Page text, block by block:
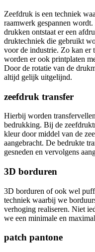
Zeefdruk is een techniek
raamwerk gespannen
drukken ontstaat er een
druktechniek die gebruikt
voor de industrie. Zo kan er
worden er ook printplaten
Door de rotatie van de
altijd gelijk uitgelijnd.
zeefdruk transfer
Hierbij worden
bedrukking. Bij de
kleur door middel van de
aangebracht. De bedrukte
gesneden en vervolgens
3D borduren
3D borduren of ook wel puff
techniek waarbij we
verhoging realiseren. Niet
we een minimale en
patch pantone